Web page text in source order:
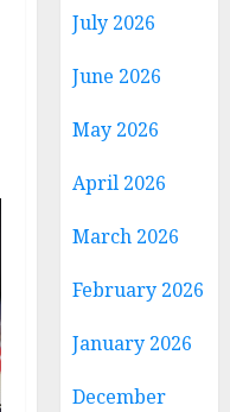
July 2026
June 2026
May 2026
April 2026
March 2026
February 2026
January 2026
December